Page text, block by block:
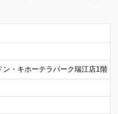
・キホーテラパーク瑞江店1階